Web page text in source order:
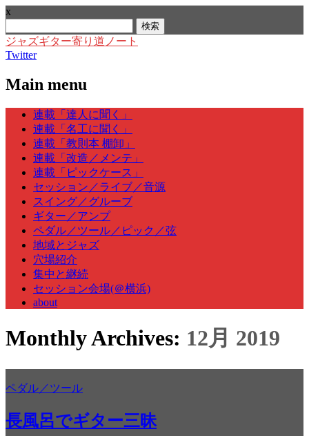
x
索:
ジャズギター寄り道ノート
Twitter
Main menu
Skip
content
連載「達人に聞く」
連載「名工に聞く」
連載「教則本 棚卸」
連載「改造／メンテ」
連載「ピックケース」
セッション／ライブ／音源
スイング／グルーブ
ギター／アンプ
ペダル／ツール／ピック／弦
地域とジャズ
穴場紹介
集中と継続
セッション会場(＠横浜)
about
Monthly Archives: 12月 2019
ペダル／ツール
長風呂でギター三昧